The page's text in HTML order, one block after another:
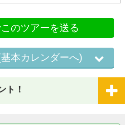
のツアーを送る
本カレンダーへ)
ト！